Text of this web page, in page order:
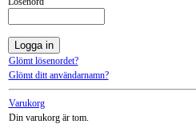
Glömt lösenordet?
Glömt ditt användarnamn?
Varukorg
Din varukorg är tom.